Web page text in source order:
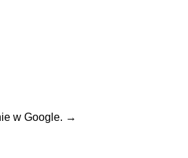
w Google. →